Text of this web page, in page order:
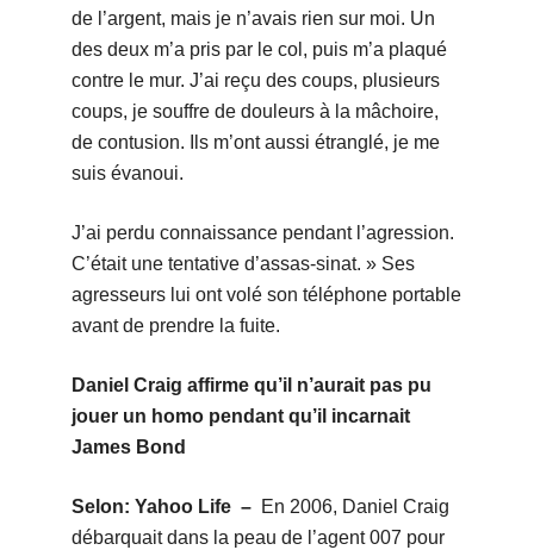
de l’argent, mais je n’avais rien sur moi. Un
des deux m’a pris par le col, puis m’a plaqué
contre le mur. J’ai reçu des coups, plusieurs
coups, je souffre de douleurs à la mâchoire,
de contusion. Ils m’ont aussi étranglé, je me
suis évanoui.
J’ai perdu connaissance pendant l’agression.
C’était une tentative d’assas-sinat. » Ses
agresseurs lui ont volé son téléphone portable
avant de prendre la fuite.
Daniel Craig affirme qu’il n’aurait pas pu
jouer un homo pendant qu’il incarnait
James Bond
Selon: Yahoo Life – En 2006, Daniel Craig
débarquait dans la peau de l’agent 007 pour